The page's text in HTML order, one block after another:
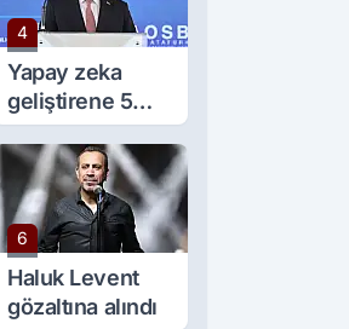
4
Yapay zeka
geliştirene 5
milyon lira kredi
desteği
6
Haluk Levent
gözaltına alındı